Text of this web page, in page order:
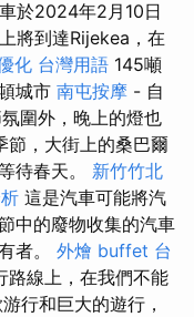
於2024年2月10日
將到達Rijekea，在
化 台灣用語 145噸
城市 南屯按摩 - 自
圍外，晚上的燈也
節，大街上的桑巴爾
待春天。 新竹竹北
這是汽車可能將汽
中的廢物收集的汽車
者。 外燴 buffet 台
路線上，在我們不能
行和巨大的遊行，